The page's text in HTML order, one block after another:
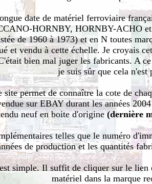
date de matériel ferroviaire
HORNBY, HORNBY-ACHO
de 1960 à 1973) et en N toutes
et vendu à cette échelle. Je croyais
bien mal juger les fabricants. A
je suis sûr que cela n'est
site permet de connaître la cote de
sur EBAY durant les années
neuf en boite d'origine(dernière
telles que le numéro
de production et les quantités
simple. Il suffit de cliquer sur le lien
matériel dans la marque